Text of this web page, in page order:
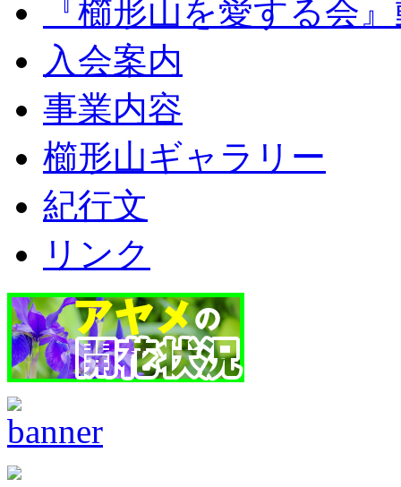
『櫛形山を愛する会
入会案内
事業内容
櫛形山ギャラリー
紀行文
リンク